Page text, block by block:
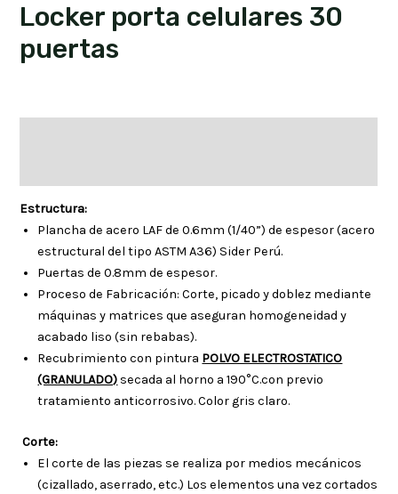
Locker porta celulares 30
puertas
Estructura:
Plancha de acero LAF de 0.6mm (1/40”) de espesor (acero
estructural del tipo ASTM A36) Sider Perú.
Puertas de 0.8mm de espesor.
Proceso de Fabricación: Corte, picado y doblez mediante
máquinas y matrices que aseguran homogeneidad y
acabado liso (sin rebabas).
Recubrimiento con pintura POLVO ELECTROSTATICO
(GRANULADO) secada al horno a 190°C.con previo
tratamiento anticorrosivo. Color gris claro.
Corte:
El corte de las piezas se realiza por medios mecánicos
(cizallado, aserrado, etc.) Los elementos una vez cortados